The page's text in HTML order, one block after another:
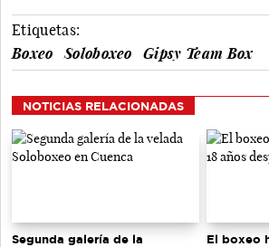
Etiquetas:
Boxeo
Soloboxeo Gipsy Team Box
NOTICIAS RELACIONADAS
Segunda galería de la
El boxeo